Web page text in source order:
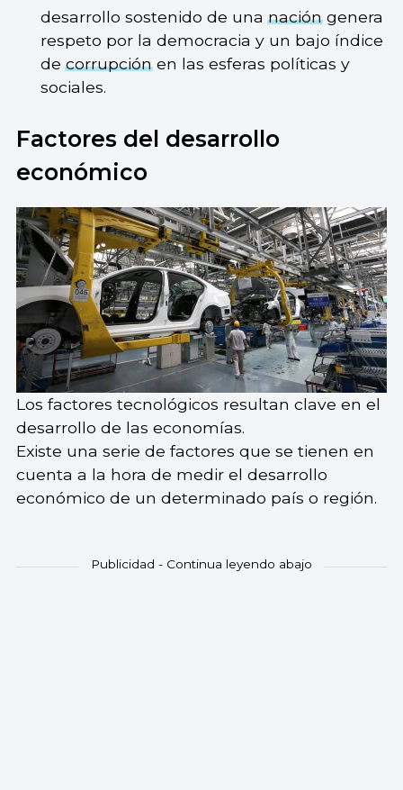
desarrollo sostenido de unanacióngenera
respeto por la democracia y un bajo índice
decorrupciónen las esferas políticas y
sociales.
Factores del desarrollo
económico
Los factores tecnológicos resultan clave en el
desarrollo de las economías.
Existe una serie de factores que se tienen en
cuenta a la hora de medir el desarrollo
económico de un determinado país o región.